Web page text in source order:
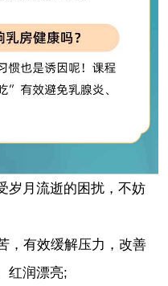
月流逝的困扰，不妨
有效缓解压力，改善
红润漂亮;